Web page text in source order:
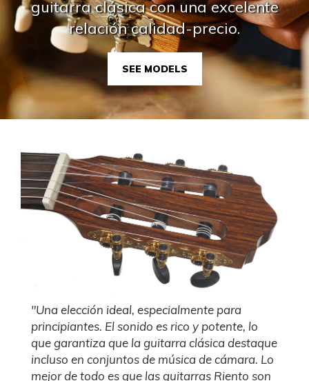
guitarra clásica con una excelente
relación calidad-precio.
SEE MODELS
"Una elección ideal, especialmente para
principiantes. El sonido es rico y potente, lo
que garantiza que la guitarra clásica destaque
incluso en conjuntos de música de cámara. Lo
mejor de todo es que las guitarras Riento son